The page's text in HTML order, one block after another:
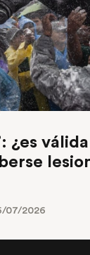
¿es
07/2026